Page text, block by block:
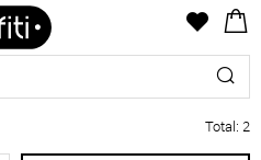
Total: 2